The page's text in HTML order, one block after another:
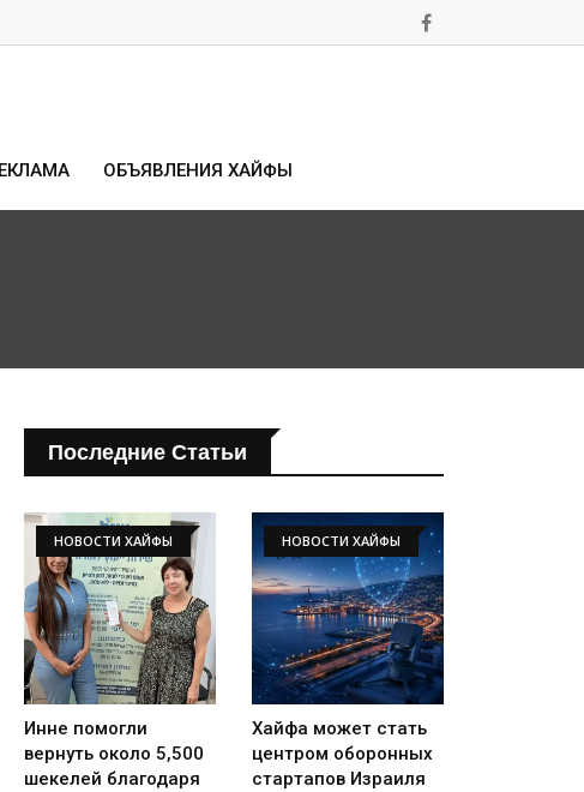
ОБЪЯВЛЕНИЯ ХАЙФЫ
Последние Статьи
НОВОСТИ ХАЙФЫ
Инне помогли
вернуть около 5,500
шекелей благодаря
НОВОСТИ ХАЙФЫ
Хайфа может стать
центром оборонных
стартапов Израиля